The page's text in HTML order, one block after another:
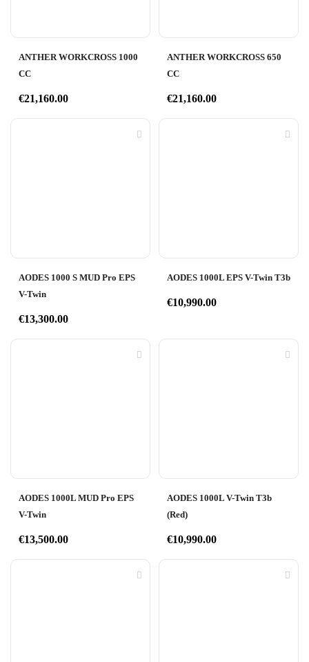
ANTHER WORKCROSS 1000
CC
€21,160.00
ANTHER WORKCROSS 650
CC
€21,160.00
AODES 1000 S MUD Pro EPS
V-Twin
€13,300.00
AODES 1000L EPS V-Twin T3b
€10,990.00
AODES 1000L MUD Pro EPS
V-Twin
€13,500.00
AODES 1000L V-Twin T3b
(Red)
€10,990.00